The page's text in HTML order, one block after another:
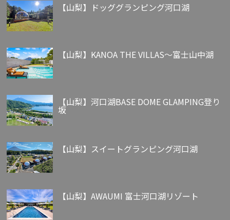
【山梨】ドッググランピング河口湖
【山梨】KANOA THE VILLAS～富士山中湖
【山梨】河口湖BASE DOME GLAMPING登り
坂
【山梨】スイートグランピング河口湖
【山梨】AWAUMI 富士河口湖リゾート